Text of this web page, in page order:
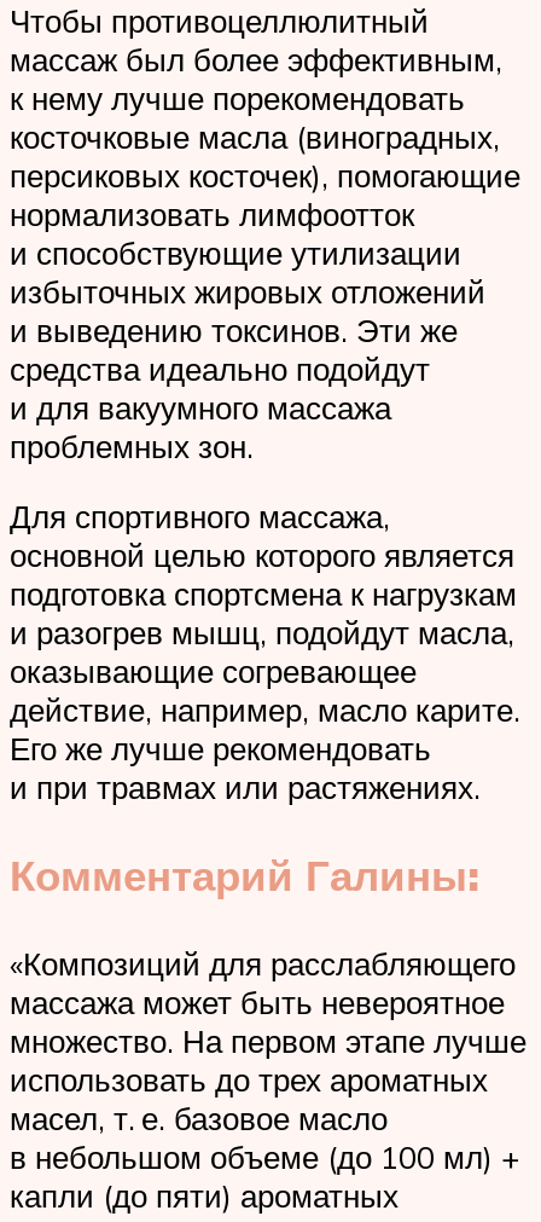
Чтобы противоцеллюлитный
массаж был более эффективным,
к нему лучше порекомендовать
косточковые масла (виноградных,
персиковых косточек), помогающие
нормализовать лимфоотток
и способствующие утилизации
избыточных жировых отложений
и выведению токсинов. Эти же
средства идеально подойдут
и для вакуумного массажа
проблемных зон.
Для спортивного массажа,
основной целью которого является
подготовка спортсмена к нагрузкам
и разогрев мышц, подойдут масла,
оказывающие согревающее
действие, например, масло карите.
Его же лучше рекомендовать
и при травмах или растяжениях.
Комментарий Галины:
«Композиций для расслабляющего
массажа может быть невероятное
множество. На первом этапе лучше
использовать до трех ароматных
масел, т. е. базовое масло
в небольшом объеме (до 100 мл) +
капли (до пяти) ароматных